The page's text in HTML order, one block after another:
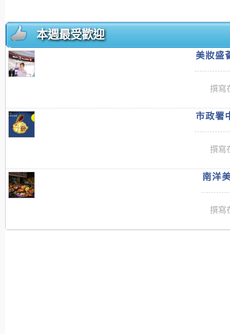
本週最受歡迎
美妝盛
撰寫
市政署
撰寫
南洋
撰寫